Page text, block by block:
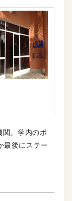
関。学内のポ
最後にステー